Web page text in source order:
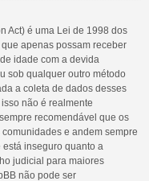
Act) é uma Lei de 1998 dos
apenas possam receber
idade com a devida
sob qualquer outro método
a coleta de dados desses
não é realmente
recomendável que os
e andem sempre
inseguro quanto a
judicial para maiores
não pode ser